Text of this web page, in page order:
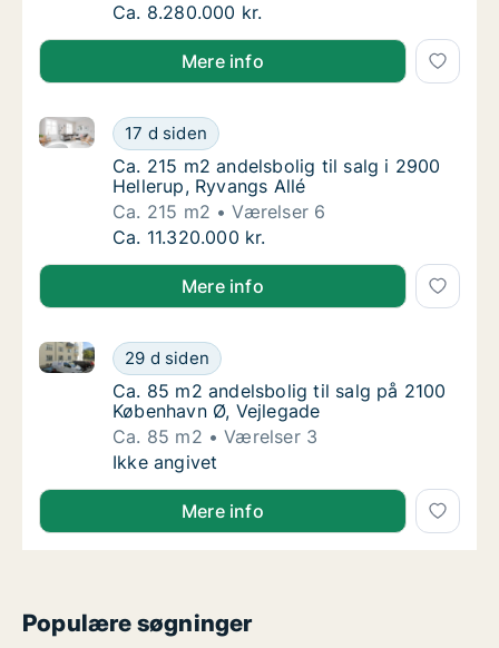
Ca. 155 m2 andelsbolig til salg i 2900
Ca. 8.280.000 kr.
Mere info
Ca. 215 m2 andelsbolig til salg i 2900
17 d siden
Ca. 215 m2 andelsbolig til salg i 2900 Hellerup,
Ca. 215 m2 andelsbolig til salg i 2900
Ca. 215 m2 andelsbolig til salg i 2900
Hellerup, Ryvangs Allé
Ca. 215 m2
Værelser 6
Ca. 215 m2 andelsbolig til salg i 2900
Ca. 11.320.000 kr.
Mere info
Ca. 85 m2 andelsbolig til salg på 2100
29 d siden
Ca. 85 m2 andelsbolig til salg på 2100 København
Ca. 85 m2 andelsbolig til salg på 2100
Ca. 85 m2 andelsbolig til salg på 2100
København Ø, Vejlegade
Ca. 85 m2
Værelser 3
Ca. 85 m2 andelsbolig til salg på 2100
Ikke angivet
Mere info
Populære søgninger